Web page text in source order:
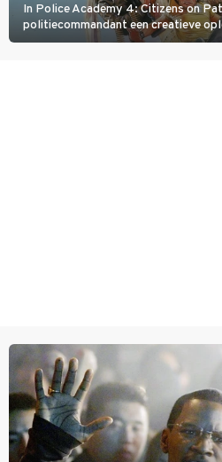
In Police Academy 4: Citizens on
politiecommandant een creatieve
agenten.